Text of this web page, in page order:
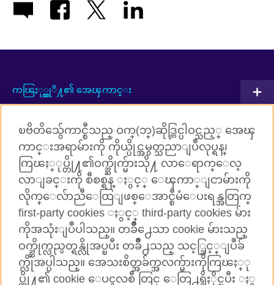
ကၽြႏု္ပ္တုိ႔၏ အေၾကာင္း
အဂၤလိပ္ဘာသာစကားသင္ၾကားျခင္း
ကြၽႏ္ုပ္တို႔ႏွင့္ ခ်ိတ္ဆက္ပါ
Facebook TikTok
British Council Global
ၿဗိတိသွ်ေကာင္စီသည္ ဝက္(ဘ္)ဆိုဒ္တြင္ပါဝင္သည့္ အေၾ
ကာင္းအရာမ်ားကို ကိုယ္ပိုင္အမွတ္သညာျပဳလုပ္ရန္၊
ကြၽႏ္ုပ္တို႔၏ဝက္ဘ္ဆိုက္မ်ားသို႔ လာေရာက္ေလ့
လာျခင္းကို စီစစ္ရန္ ႏွင့္ ေၾကာ္ျငာမ်ားကို
လိုက္ေလ်ာညီေထြျဖစ္ေအာင္စီမံေပးရန္အတြက္
first-party cookies ႏွင့္ third-party cookies မ်ား
ကိုအသုံးျပဳပါသည္။ တခ်ိဳ႕ေသာ cookie မ်ားသည္
ဝက္ဘ္ဆိုက္လည္ပတ္ရန္လိုအပ္ၿပီး တခ်ိဳ႕သည္ သင့္ခြင့္ျပဳခ်
က္လိုအပ္ပါသည္။ အေသးစိတ္အခ်က္အလက္မ်ားကိုကြၽႏ္ု
ပ္တို႔၏ cookie ေပၚလစီ တြင္ ေတြ႕ရွိႏိုင္ၿပီး ႏွ